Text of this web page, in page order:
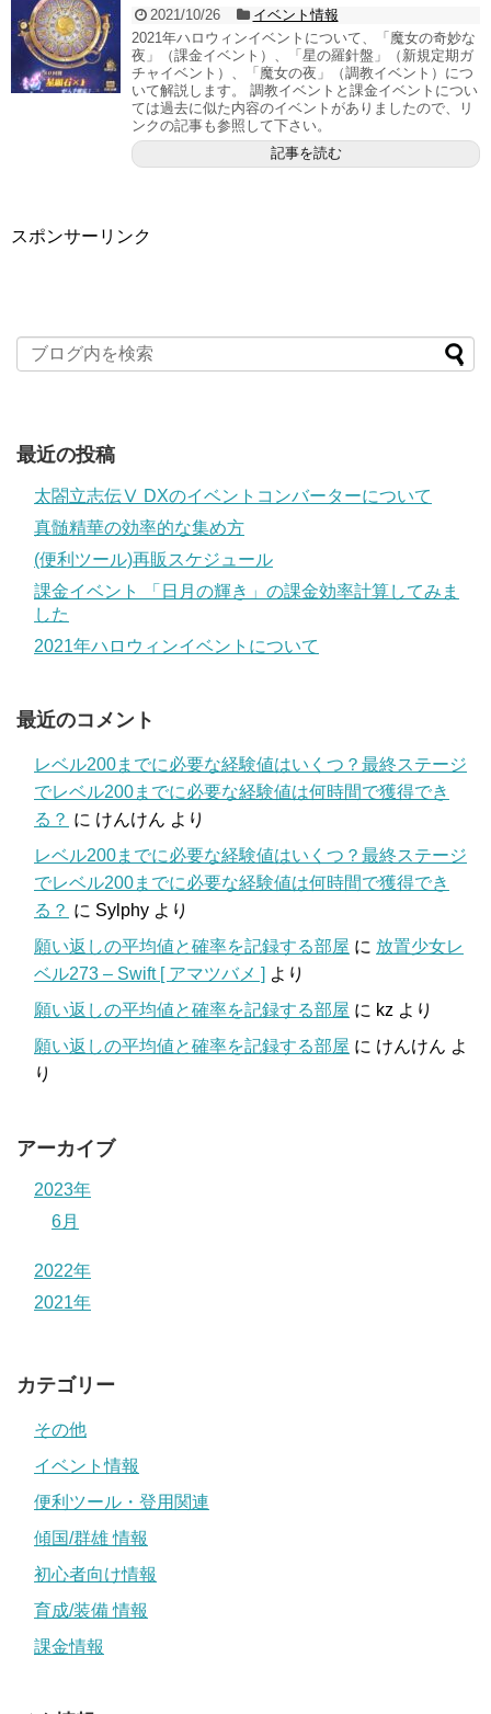
2021/10/26
イベント情報
2021年ハロウィンイベントについて、「魔女の奇妙な
夜」（課金イベント）、「星の羅針盤」（新規定期ガ
チャイベント）、「魔女の夜」（調教イベント）につ
いて解説します。 調教イベントと課金イベントについ
ては過去に似た内容のイベントがありましたので、リ
ンクの記事も参照して下さい。
記事を読む
スポンサーリンク
最近の投稿
太閤立志伝Ⅴ DXのイベントコンバーターについて
真髄精華の効率的な集め方
(便利ツール)再販スケジュール
課金イベント 「日月の輝き」の課金効率計算してみま
した
2021年ハロウィンイベントについて
最近のコメント
レベル200までに必要な経験値はいくつ？最終ステージ
でレベル200までに必要な経験値は何時間で獲得でき
る？ に けんけん より
レベル200までに必要な経験値はいくつ？最終ステージ
でレベル200までに必要な経験値は何時間で獲得でき
る？ に Sylphy より
願い返しの平均値と確率を記録する部屋 に 放置少女レ
ベル273 – Swift [ アマツバメ ] より
願い返しの平均値と確率を記録する部屋 に kz より
願い返しの平均値と確率を記録する部屋 に けんけん よ
り
アーカイブ
2023年
6月
2022年
2021年
カテゴリー
その他
イベント情報
便利ツール・登用関連
傾国/群雄 情報
初心者向け情報
育成/装備 情報
課金情報